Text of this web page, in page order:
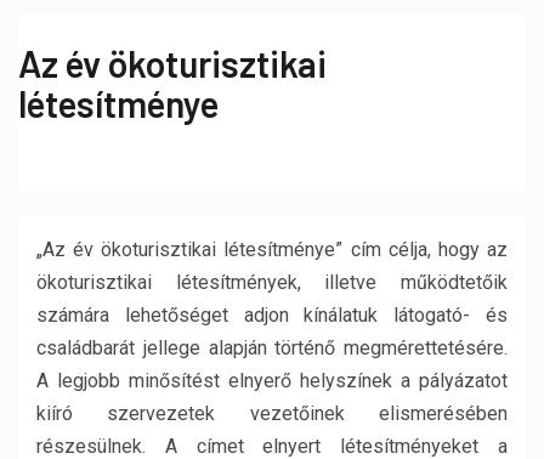
Az év ökoturisztikai
létesítménye
„Az év ökoturisztikai létesítménye” cím célja, hogy az
ökoturisztikai létesítmények, illetve működtetőik
számára lehetőséget adjon kínálatuk látogató- és
családbarát jellege alapján történő megmérettetésére.
A legjobb minősítést elnyerő helyszínek a pályázatot
kiíró szervezetek vezetőinek elismerésében
részesülnek. A címet elnyert létesítményeket a